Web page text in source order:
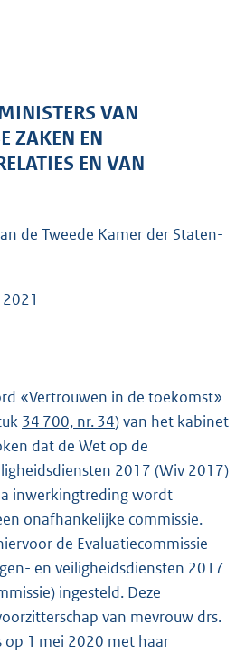
b
VAN
ZAKEN EN
EN VAN
de Tweede Kamer der Staten-
«Vertrouwen in de toekomst»
34 700, nr. 34) van het kabinet
dat de Wet op de
2017 (Wiv 2017)
inwerkingtreding wordt
onafhankelijke commissie.
de Evaluatiecommissie
en veiligheidsdiensten 2017
ingesteld. Deze
van mevrouw drs.
op 1 mei 2020 met haar